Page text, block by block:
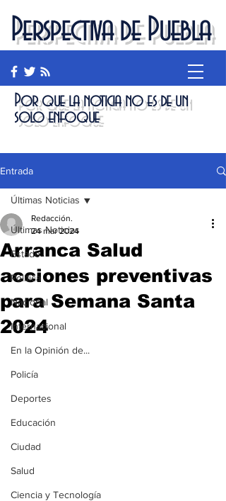
Perspectiva de Puebla
Por que la noticia no es de un
solo enfoque
Entrada
Últimas Noticias
Estado
Política
Nacional
Internacional
En la Opinión de...
Policía
Deportes
Educación
Ciudad
Salud
Ciencia y Tecnología
Últimas Noticias
Arranca Salud
acciones preventivas
para Semana Santa
2024
Redacción.
24 mar 2024